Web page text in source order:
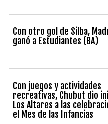
Con otro gol de Silba,
ganó a Estudiantes (BA)
Con juegos y actividades
recreativas, Chubut dio
Los Altares a las
el Mes de las Infancias